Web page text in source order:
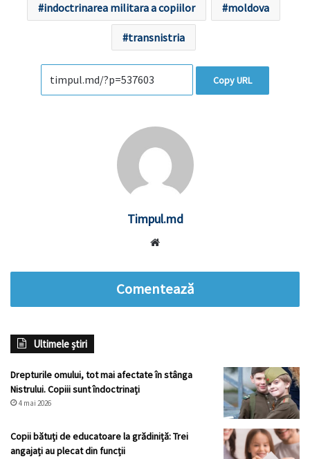
indoctrinarea militara a copiilor moldova
transnistria
Copy URL
Timpul.md
Comentează
Ultimele știri
Drepturile omului, tot mai afectate în stânga
Nistrului. Copiii sunt îndoctrinați
4 mai 2026
Copii bătuți de educatoare la grădiniță: Trei
angajați au plecat din funcții